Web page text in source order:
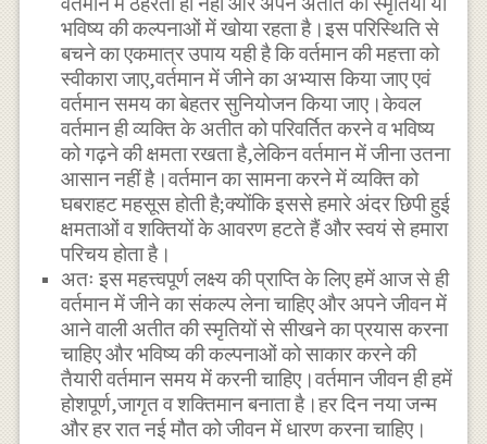
भविष्य की कल्पनाओं में खोया रहता है।इस परिस्थिति से
बचने का एकमात्र उपाय यही है कि वर्तमान की महत्ता को
स्वीकारा जाए,वर्तमान में जीने का अभ्यास किया जाए एवं
वर्तमान समय का बेहतर सुनियोजन किया जाए।केवल
वर्तमान ही व्यक्ति के अतीत को परिवर्तित करने व भविष्य
को गढ़ने की क्षमता रखता है,लेकिन वर्तमान में जीना उतना
आसान नहीं है।वर्तमान का सामना करने में व्यक्ति को
घबराहट महसूस होती है;क्योंकि इससे हमारे अंदर छिपी हुई
क्षमताओं व शक्तियों के आवरण हटते हैं और स्वयं से हमारा
परिचय होता है।
अतः इस महत्त्वपूर्ण लक्ष्य की प्राप्ति के लिए हमें आज से ही
वर्तमान में जीने का संकल्प लेना चाहिए और अपने जीवन में
आने वाली अतीत की स्मृतियों से सीखने का प्रयास करना
चाहिए और भविष्य की कल्पनाओं को साकार करने की
तैयारी वर्तमान समय में करनी चाहिए।वर्तमान जीवन ही हमें
होशपूर्ण,जागृत व शक्तिमान बनाता है।हर दिन नया जन्म
और हर रात नई मौत को जीवन में धारण करना चाहिए।